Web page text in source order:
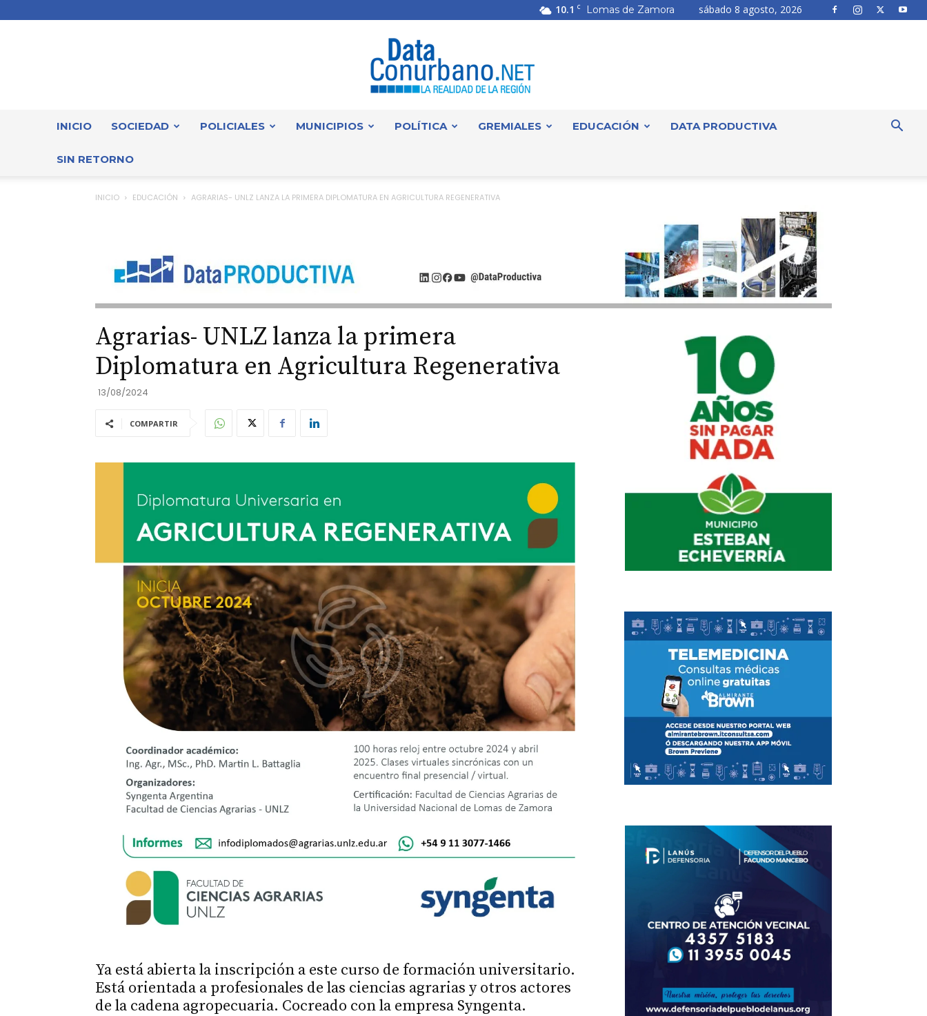
10.1 C Lomas de Zamora sábado 8 agosto, 2026
INICIO SOCIEDAD POLICIALES MUNICIPIOS POLÍTICA GREMIALES EDUCACIÓN DATA PRODUCTIVA
SIN RETORNO
INICIO EDUCACIÓN AGRARIAS- UNLZ LANZA LA PRIMERA DIPLOMATURA EN AGRICULTURA REGENERATIVA
Agrarias- UNLZ lanza la primera
Diplomatura en Agricultura Regenerativa
13/08/2024
COMPARTIR
Ya está abierta la inscripción a este curso de formación universitario.
Está orientada a profesionales de las ciencias agrarias y otros actores
de la cadena agropecuaria. Cocreado con la empresa Syngenta.